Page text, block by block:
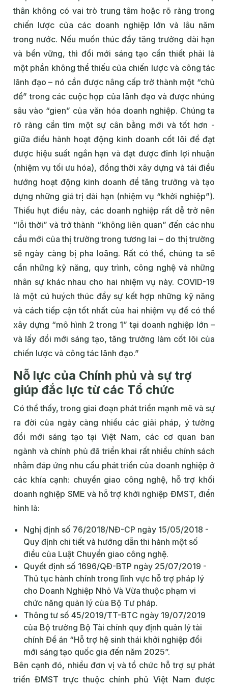
thân không có vai trò trung tâm hoặc rõ ràng trong
chiến lược của các doanh nghiệp lớn và lâu năm
trong nước. Nếu muốn thúc đẩy tăng trưởng dài hạn
và bền vững, thì đổi mới sáng tạo cần thiết phải là
một phần không thể thiếu của chiến lược và công tác
lãnh đạo – nó cần được nâng cấp trở thành một “chủ
đề” trong các cuộc họp của lãnh đạo và được nhúng
sâu vào “gien” của văn hóa doanh nghiệp. Chúng ta
rõ ràng cần tìm một sự cân bằng mới và tốt hơn -
giữa điều hành hoạt động kinh doanh cốt lõi để đạt
được hiệu suất ngắn hạn và đạt được đỉnh lợi nhuận
(nhiệm vụ tối ưu hóa), đồng thời xây dựng và tái điều
hướng hoạt động kinh doanh để tăng trưởng và tạo
dựng những giá trị dài hạn (nhiệm vụ “khởi nghiệp”).
Thiếu hụt điều này, các doanh nghiệp rất dễ trở nên
“lỗi thời” và trở thành “không liên quan” đến các nhu
cầu mới của thị trường trong tương lai – do thị trường
sẽ ngày càng bị pha loãng. Rất có thể, chúng ta sẽ
cần những kỹ năng, quy trình, công nghệ và những
nhân sự khác nhau cho hai nhiệm vụ này. COVID-19
là một cú huých thúc đẩy sự kết hợp những kỹ năng
và cách tiếp cận tốt nhất của hai nhiệm vụ để có thể
xây dựng “mô hình 2 trong 1” tại doanh nghiệp lớn –
và lấy đổi mới sáng tạo, tăng trưởng làm cốt lõi của
chiến lược và công tác lãnh đạo.”
Nỗ lực của Chính phủ và sự trợ
giúp đắc lực từ các Tổ chức
Có thể thấy, trong giai đoạn phát triển mạnh mẽ và sự
ra đời của ngày càng nhiều các giải pháp, ý tưởng
đổi mới sáng tạo tại Việt Nam, các cơ quan ban
ngành và chính phủ đã triển khai rất nhiều chính sách
nhằm đáp ứng nhu cầu phát triển của doanh nghiệp ở
các khía cạnh: chuyển giao công nghệ, hỗ trợ khối
doanh nghiệp SME và hỗ trợ khởi nghiệp ĐMST, điển
hình là:
Nghị định số 76/2018/NĐ-CP ngày 15/05/2018 -
Quy định chi tiết và hướng dẫn thi hành một số
điều của Luật Chuyển giao công nghệ.
Quyết định số 1696/QĐ-BTP ngày 25/07/2019 -
Thủ tục hành chính trong lĩnh vực hỗ trợ pháp lý
cho Doanh Nghiệp Nhỏ Và Vừa thuộc phạm vi
chức năng quản lý của Bộ Tư pháp.
Thông tư số 45/2019/TT-BTC ngày 19/07/2019
của Bộ trưởng Bộ Tài chính quy định quản lý tài
chính Đề án “Hỗ trợ hệ sinh thái khởi nghiệp đổi
mới sáng tạo quốc gia đến năm 2025”.
Bên cạnh đó, nhiều đơn vị và tổ chức hỗ trợ sự phát
triển ĐMST trực thuộc chính phủ Việt Nam được